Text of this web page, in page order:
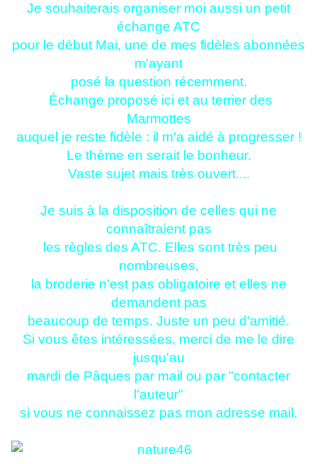
Je souhaiterais organiser moi aussi un petit
échange ATC
pour le début Mai, une de mes fidèles abonnées
m'ayant
posé la question récemment.
Échange proposé ici et au terrier des
Marmottes
auquel je reste fidèle : il m'a aidé à progresser !
Le thème en serait le bonheur.
Vaste sujet mais très ouvert....
Je suis à la disposition de celles qui ne
connaîtraient pas
les règles des ATC. Elles sont très peu
nombreuses,
la broderie n'est pas obligatoire et elles ne
demandent pas
beaucoup de temps. Juste un peu d'amitié.
Si vous êtes intéressées, merci de me le dire
jusqu'au
mardi de Pâques par mail ou par "contacter
l'auteur"
si vous ne connaissez pas mon adresse mail.